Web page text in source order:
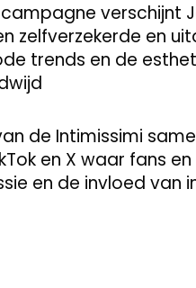
verschijnt
zelfverzekerde en
trends en de
de Intimissimi
en X waar fans
en de invloed van